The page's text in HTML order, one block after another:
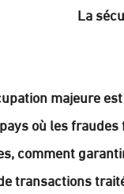
La
majeure
où les
comment
transactions